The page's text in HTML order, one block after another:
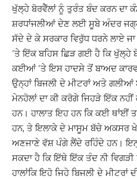
ਖੁੱਲ੍ਹੇ ਬੋਰਵੈੱਲਾਂ ਨੂੰ ਤੁਰੰਤ ਬੰਦ ਕਰਨ ਦਾ
ਸ਼ਰਧਾਂਜਲੀਆਂ ਦੇਣ ਲਈ ਸੂਬੇ ਅੰਦਰ
ਸੱਦੇ ਦੇ ਕੇ ਸਰਕਾਰ ਵਿਰੁੱਧ ਧਰਨੇ ਲਾਏ
‘ਤੇ ਇੱਕ ਬਹਿਸ ਛਿੜ ਗਈ ਹੈ ਕਿ ਖੁੱਲ੍ਹੇ
ਕਈਆਂ ‘ਤੇ ਇਸ ਹਾਦਸੇ ਤੋਂ ਬਾਅਦ
ਉਨ੍ਹਾਂ ਬਿਜਲੀ ਦੇ ਮੀਟਰਾਂ ਅਤੇ ਗਲੀਆਂ
ਮੇਨਹੋਲਾਂ ਦਾ ਕੀ ਕਰੋਗੇ ਜਿਹੜੇ ਇੱਕ
ਹਨ। ਹਾਲਾਤ ਇਹ ਹਨ ਕਿ ਕਈ ਥਾਂਈਂ
ਹਨ, ਤੇ ਇਲਾਕੇ ਦੇ ਮਾਸੂਮ ਬੱਚੇ ਅਕਸਰ
ਅਣਜਾਣੇ ਵੱਸ਼ ਪੰਗੇ ਲੈਂਦੇ ਰਹਿੰਦੇ ਹਨ।
ਸਕਦਾ ਹੈ ਕਿ ਇੱਥੇ ਇੱਕ ਤੰਦ ਨੀ ਵਿਗੜੀ
ਹਾਲਾਂਕਿ ਇਹੋ ਜਿਹੇ ਬਿਜਲੀ ਦੇ